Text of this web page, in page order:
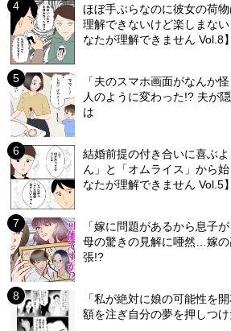
ほぼ手ぶらなのに彼女の荷
理解できないけど楽しまな
なたが理解できません Vol.8】
「夫のスマホ画面がなんか
人のように変わった!? 夫が
は
結婚前提の付き合いに喜ぶ
ん」と「オムライス」から
なたが理解できません Vol.5】
「嫁に問題があるから息子
母の驚きの見解に唖然…嫁
張!?
「私が絶対に娘の可能性を
額を注ぎ自分の夢を押しつ